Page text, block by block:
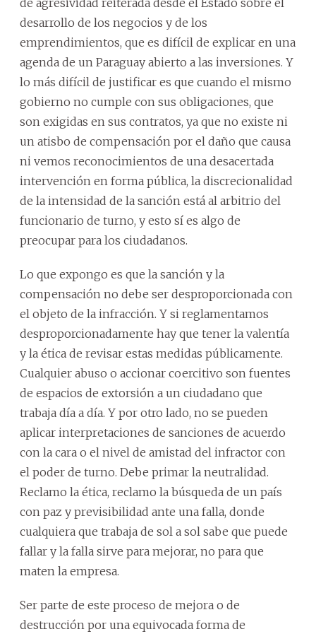
de agresividad reiterada desde el Estado sobre el
desarrollo de los negocios y de los
emprendimientos, que es difícil de explicar en una
agenda de un Paraguay abierto a las inversiones. Y
lo más difícil de justificar es que cuando el mismo
gobierno no cumple con sus obligaciones, que
son exigidas en sus contratos, ya que no existe ni
un atisbo de compensación por el daño que causa
ni vemos reconocimientos de una desacertada
intervención en forma pública, la discrecionalidad
de la intensidad de la sanción está al arbitrio del
funcionario de turno, y esto sí es algo de
preocupar para los ciudadanos.
Lo que expongo es que la sanción y la
compensación no debe ser desproporcionada con
el objeto de la infracción. Y si reglamentamos
desproporcionadamente hay que tener la valentía
y la ética de revisar estas medidas públicamente.
Cualquier abuso o accionar coercitivo son fuentes
de espacios de extorsión a un ciudadano que
trabaja día a día. Y por otro lado, no se pueden
aplicar interpretaciones de sanciones de acuerdo
con la cara o el nivel de amistad del infractor con
el poder de turno. Debe primar la neutralidad.
Reclamo la ética, reclamo la búsqueda de un país
con paz y previsibilidad ante una falla, donde
cualquiera que trabaja de sol a sol sabe que puede
fallar y la falla sirve para mejorar, no para que
maten la empresa.
Ser parte de este proceso de mejora o de
destrucción por una equivocada forma de